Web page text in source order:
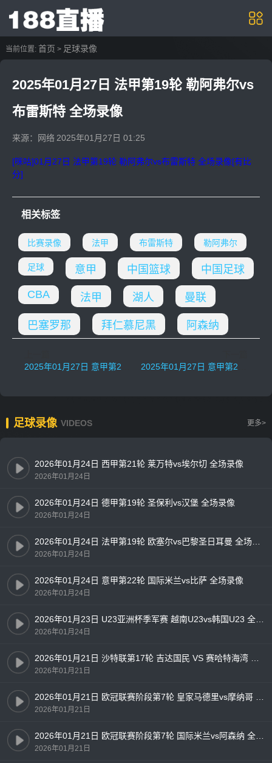
当前位置: 首页 > 足球录像
2025年01月27日 法甲第19轮 勒阿弗尔vs
布雷斯特 全场录像
来源：网络 2025年01月27日 01:25
[咪咕]01月27日 法甲第19轮 勒阿弗尔vs布雷斯特 全场录像[有比
分]
相关标签
比赛录像 法甲 布雷斯特 勒阿弗尔
足球 意甲 中国篮球 中国足球
CBA 法甲 湖人 曼联
巴塞罗那 拜仁慕尼黑 阿森纳
2025年01月27日 意甲第22轮 莱切vs国际米兰 全场录像
2025年01月27日 意甲第22轮 乌迪内斯vs罗马 全场录像
足球录像 VIDEOS 更多>
2026年01月24日 西甲第21轮 莱万特vs埃尔切 全场录像
2026年01月24日
2026年01月24日 德甲第19轮 圣保利vs汉堡 全场录像
2026年01月24日
2026年01月24日
2026年01月24日 意甲第22轮 国际米兰vs比萨 全场录像
2026年01月24日
2026年01月24日
2026年01月21日
2026年01月21日
2026年01月21日